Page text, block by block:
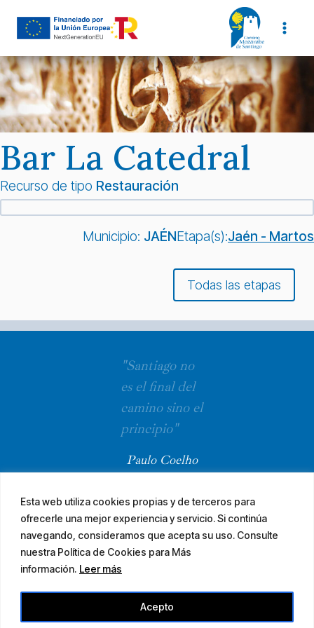
Esta web utiliza cookies propias y de terceros para
ofrecerle una mejor experiencia y servicio. Si continúa
navegando, consideramos que acepta su uso. Consulte
nuestra Política de Cookies para Más
información. Leer más
Acepto
Bar La Catedral
Recurso de tipo Restauración
Municipio: JAÉNEtapa(s):Jaén - Martos
Todas las etapas
"Santiago no
es el final del
camino sino el
principio"
Paulo Coelho
© 2026 El Camino Mozárabe de Santiago · diseña
Accesibilidad